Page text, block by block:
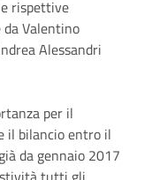
rispettive
Valentino
Alessandri
per il
il bilancio entro il
da gennaio 2017